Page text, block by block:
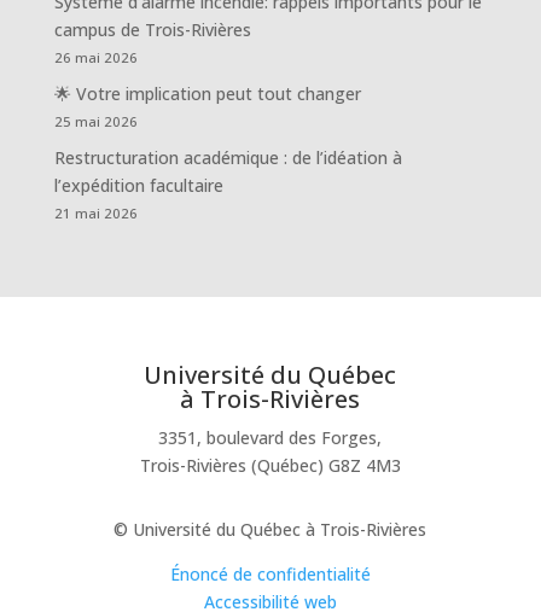
campus de Trois-Rivières
26 mai 2026
🌟 Votre implication peut tout changer
25 mai 2026
Restructuration académique : de l’idéation à
l’expédition facultaire
21 mai 2026
Université du Québec
à Trois-Rivières
3351, boulevard des Forges,
Trois-Rivières (Québec) G8Z 4M3
© Université du Québec à Trois-Rivières
Énoncé de confidentialité
Accessibilité web